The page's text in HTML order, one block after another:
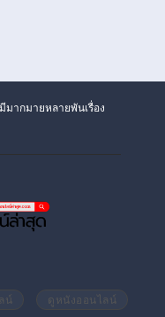
ากมายหลายพันเรื่อง
น์ ดูหนังออนไลน์